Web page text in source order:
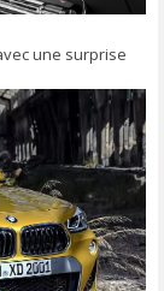
une surprise